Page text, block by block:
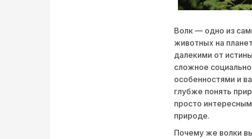
Волк — одно из
животных на
далекими от
сложное
особенностями и
глубже понять
просто
природе.
Почему же волки